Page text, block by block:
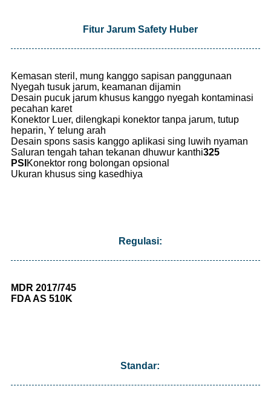
Fitur Jarum Safety Huber
Kemasan steril, mung kanggo sapisan panggunaan
Nyegah tusuk jarum, keamanan dijamin
Desain pucuk jarum khusus kanggo nyegah kontaminasi
pecahan karet
Konektor Luer, dilengkapi konektor tanpa jarum, tutup
heparin, Y telung arah
Desain spons sasis kanggo aplikasi sing luwih nyaman
Saluran tengah tahan tekanan dhuwur kanthi325
PSI Konektor rong bolongan opsional
Ukuran khusus sing kasedhiya
Regulasi:
MDR 2017/745
FDA AS 510K
Standar: